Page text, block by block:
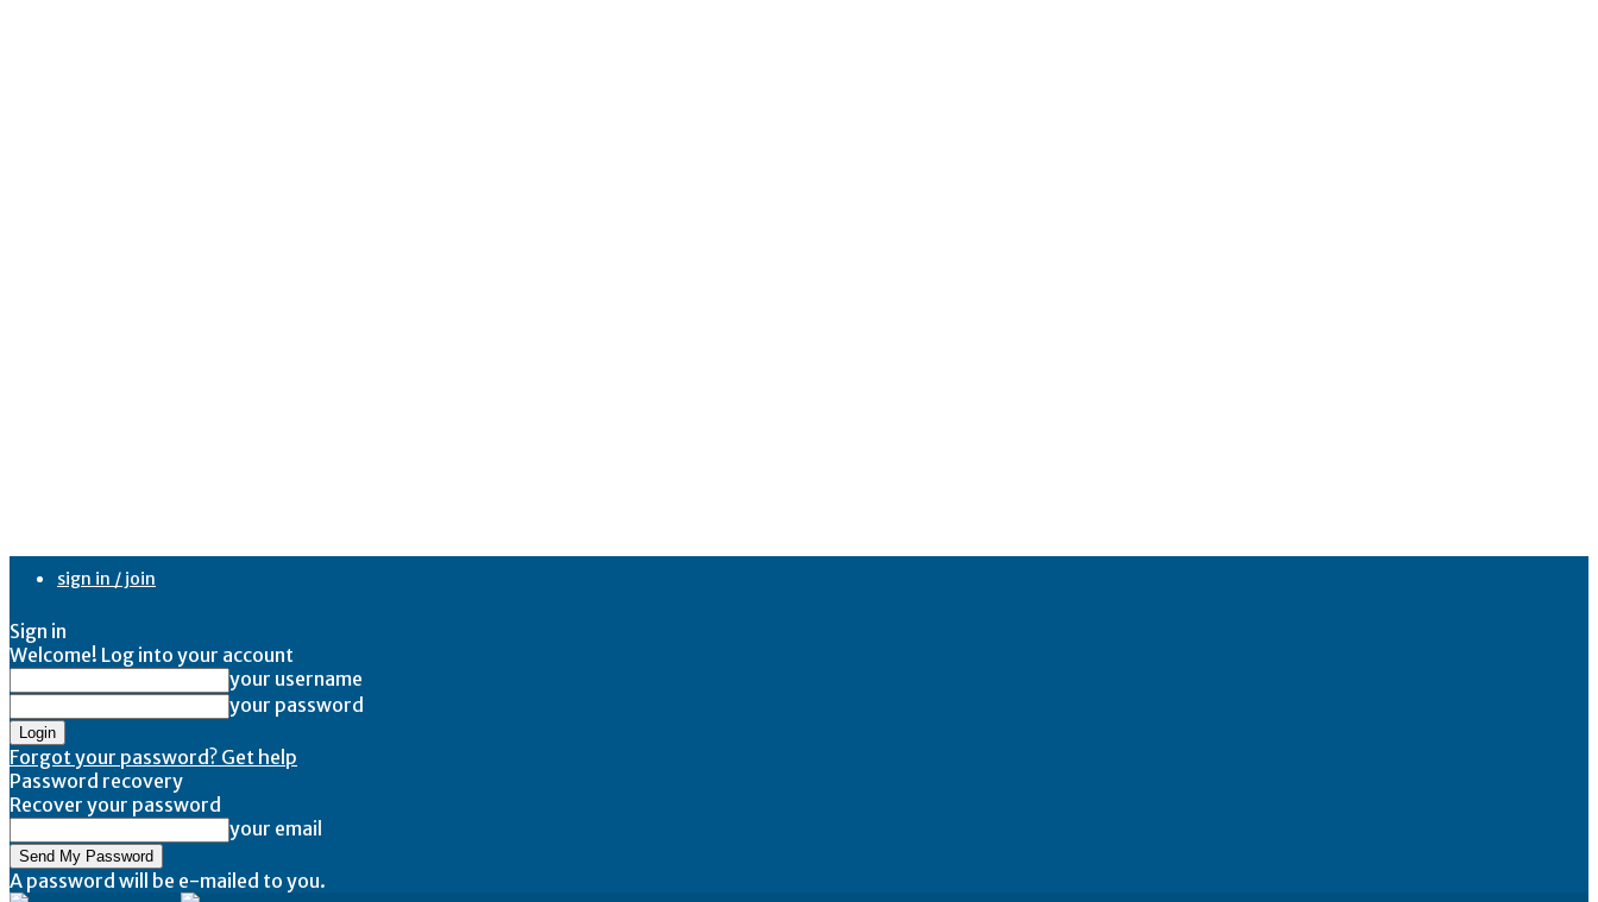
sign in / join
Sign in
Welcome! Log into your account
your username
your password
Forgot your password? Get help
Password recovery
Recover your password
your email
A password will be e-mailed to you.